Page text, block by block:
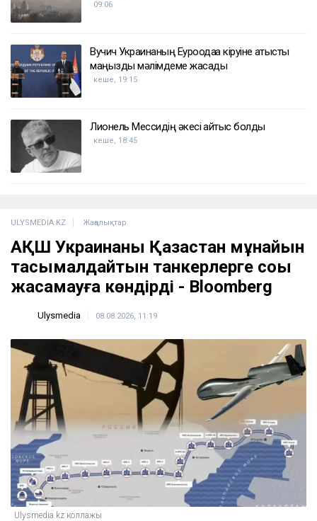
09:06
Вучич Украинаның Еуроодаққа кіруіне қатысты
маңызды мәлімдеме жасады
кеше, 19:15
Лионель Мессидің әкесі қайтыс болды
кеше, 18:45
ULYSMEDIA.KZ Жаңалықтар
АҚШ Украинаны Қазақстан мұнайын
тасымалдайтын танкерлерге соққы
жасамауға көндірді - Bloomberg
Ulysmedia 08.08.2026, 11:19
Ulysmedia.kz коллажы